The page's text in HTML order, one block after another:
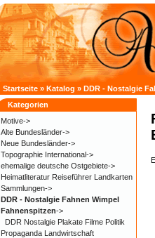
Startseite » Katalog » DDR - Nostalgie
Kategorien
Motive->
Alte Bundesländer->
Neue Bundesländer->
Topographie International->
ehemalige deutsche Ostgebiete->
Heimatliteratur Reiseführer Landkarten
Sammlungen->
DDR - Nostalgie Fahnen Wimpel
Fahnenspitzen->
DDR Nostalgie Plakate Filme Politik
Propaganda Landwirtschaft